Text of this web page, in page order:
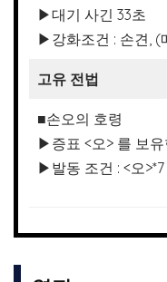
▶대기 사긴 33초
▶강화조건 : 손견, (
고유 전법
■손오의 호령
▶증표 <오> 를 보
▶발동 조건 : <오>*7